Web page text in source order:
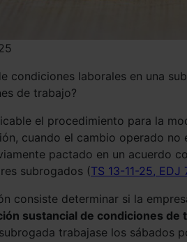
condiciones laborales en una
de trabajo?
el procedimiento para la
cuando el cambio operado no
pactado en un acuerdo
subrogados (TS 13-11-25, EDJ
consiste determinar si la
sustancial de condiciones de
trabajase los sábados